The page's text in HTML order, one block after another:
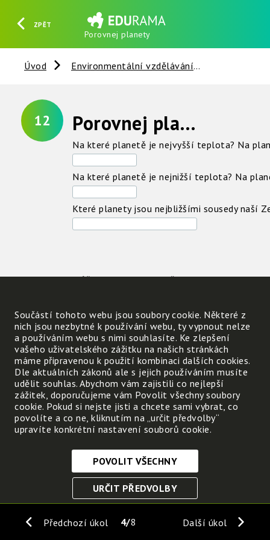
ZPĚT
Porovnej planety
HLEDAT REGISTROVAT PŘIHLÁSIT SE
Úvod Environmentální vzdělávání
12 Porovnej planety
Na které planetě je nejvyšší teplota? Na
Na které planetě je nejnižší teplota? Na
Které planety jsou nejbližšími sousedy naší
Může být na povrchu těchto planet kapalná
Která planeta je jediná vhodná pro život?
Slunce a jeho planety na
sebe působí,
můžeme je označit slovy:
SLUNEČNÍ SOUSTAVA
Předchozí úkol Další úkol
4 8
Součástí tohoto webu jsou soubory cookie. Některé z
nich jsou nezbytné k používání webu, ty vypnout nelze
a používáním webu s nimi souhlasíte. Ke zlepšení
vašeho uživatelského zážitku na našich stránkách
máme připravenou k použití kombinaci dalších cookies.
Dle aktuálních zákonů ale s jejich používáním musíte
udělit souhlas. Abychom vám zajistili co nejlepší
zážitek, doporučujeme vám Povolit všechny soubory
cookie. Pokud si nejste jisti a chcete sami vybrat, co
povolíte a co ne, kliknutím na „určit předvolby“
upravíte konkrétní nastavení souborů cookie.
Nezbytně nutné cookies
Tyto soubory cookie jsou nezbytné, abyste se mohli
funkce. Bez těchto cookies by webové stránky
POVOLIT VŠECHNY
URČIT PŘEDVOLBY